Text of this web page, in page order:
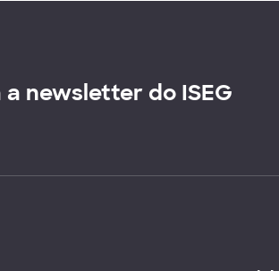
a newsletter do ISEG